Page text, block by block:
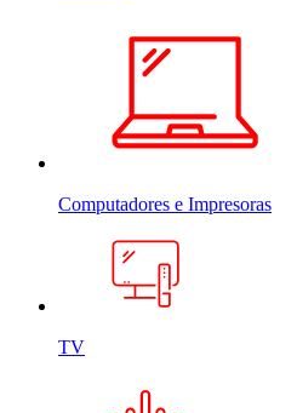
Computadores e Impresoras
TV